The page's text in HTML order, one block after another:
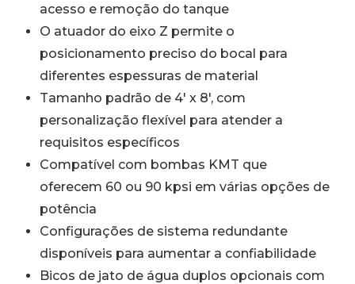
acesso e remoção do tanque
O atuador do eixo Z permite o
posicionamento preciso do bocal para
diferentes espessuras de material
Tamanho padrão de 4′ x 8′, com
personalização flexível para atender a
requisitos específicos
Compatível com bombas KMT que
oferecem 60 ou 90 kpsi em várias opções de
potência
Configurações de sistema redundante
disponíveis para aumentar a confiabilidade
Bicos de jato de água duplos opcionais com